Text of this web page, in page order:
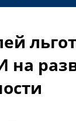
на